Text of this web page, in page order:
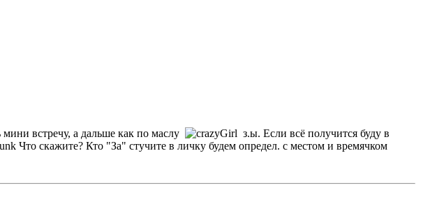
встречу, а дальше как по маслу
з.ы. Если всё получится буду в
Что скажите? Кто "За" стучите в личку будем определ. с местом и времячком